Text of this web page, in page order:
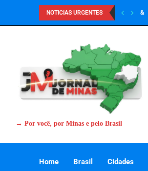
NOTICIAS URGENTES &
→ Por você, por Minas e pelo Brasil
Home Brasil Cidades